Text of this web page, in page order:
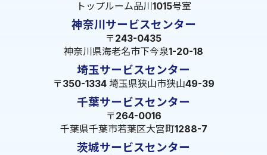
トップルーム品川1015号室
神奈川サービスセンター
〒243-0435
神奈川県海老名市下今泉1-20-18
埼玉サービスセンター
〒350-1334 埼玉県狭山市狭山49-39
千葉サービスセンター
〒264-0016
千葉県千葉市若葉区大宮町1288-7
茨城サービスセンター